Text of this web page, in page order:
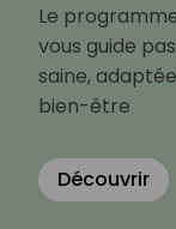
Le
vous guide
saine,
bien-être
Découvrir